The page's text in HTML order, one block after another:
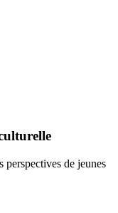
perspectives de jeunes